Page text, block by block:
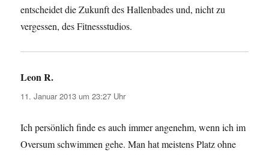
entscheidet die Zukunft des Hallenbades und, nicht zu
vergessen, des Fitnessstudios.
Leon R.
11. Januar 2013 um 23:27 Uhr
Ich persönlich finde es auch immer angenehm, wenn ich im
Oversum schwimmen gehe. Man hat meistens Platz ohne